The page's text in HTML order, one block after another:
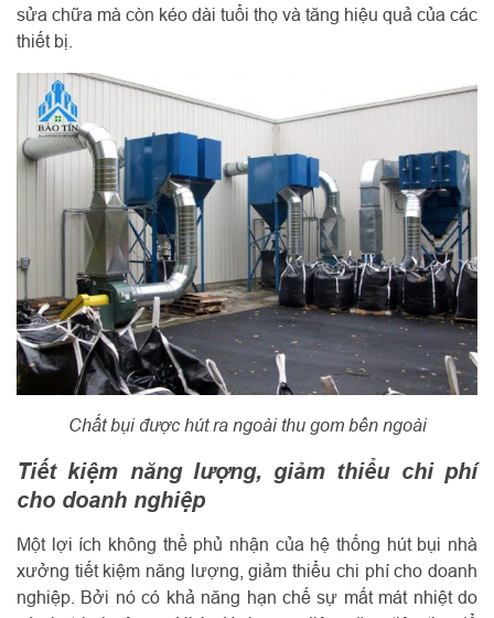
sửa chữa mà còn kéo dài tuổi thọ và tăng hiệu quả của các
thiết bị.
Chất bụi được hút ra ngoài thu gom bên ngoài
Tiết kiệm năng lượng, giảm thiểu chi phí
cho doanh nghiệp
Một lợi ích không thể phủ nhận của hệ thống hút bụi nhà
xưởng tiết kiệm năng lượng, giảm thiểu chi phí cho doanh
nghiệp. Bởi nó có khả năng hạn chế sự mất mát nhiệt do